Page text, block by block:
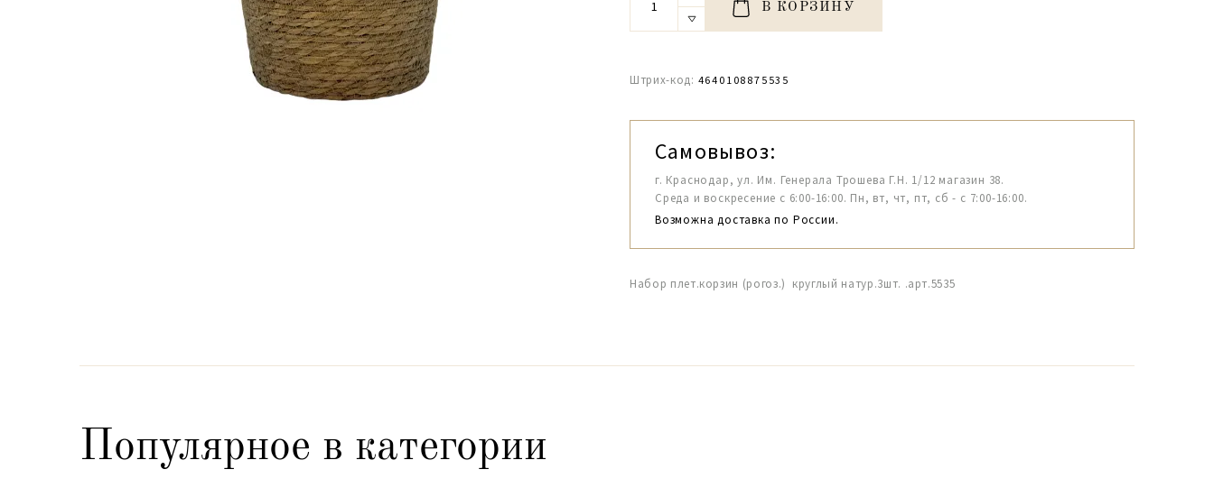
В КОРЗИНУ
Штрих-код: 4640108875535
Самовывоз:
г. Краснодар, ул. Им. Генерала Трошева Г.Н. 1/12 магазин 38.
Среда и воскресение с 6:00-16:00. Пн, вт, чт, пт, сб - с 7:00-16:00.
Возможна доставка по России.
Набор плет.корзин (рогоз.) круглый натур.3шт. .арт.5535
Популярное в категории